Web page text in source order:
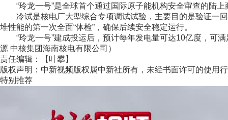
“玲龙一号”是全球首个通过国际原子能机构安全审查的陆上
冷试是核电厂大型综合专项调试试验，主要目的是验证一回
堆性能的第一次全面“体检”，确保后续安全稳定运行。
“玲龙一号”建成投运后，预计每年发电量可达10亿度，可满
源 中核集团海南核电有限公司）
责任编辑：【叶攀】
版权声明：中新视频版权属中新社所有，未经书面许可的使用
特别推荐